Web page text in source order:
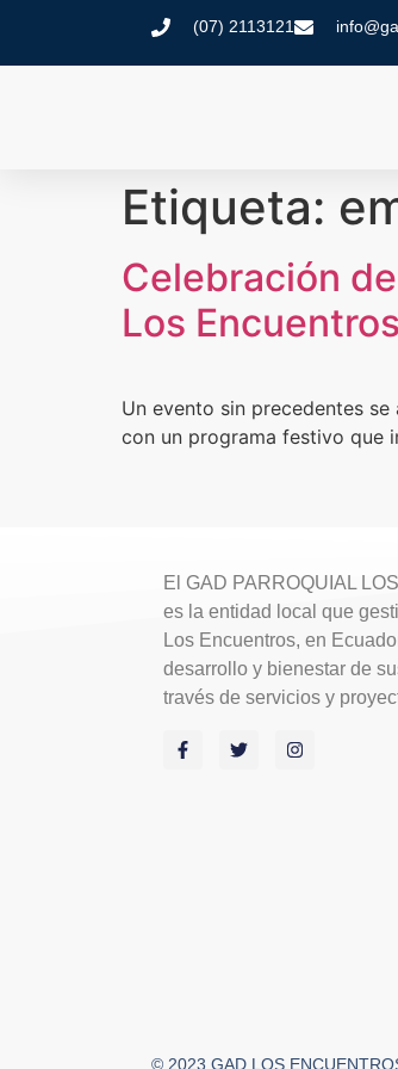
(07) 2113121
Etiqueta:
Celebración
Los Encuentros
Un evento sin precedentes
con un programa festivo que
El GAD PARROQUIAL
es la entidad local que
Los Encuentros, en
desarrollo y bienestar de
través de servicios y
© 2023 GAD LOS